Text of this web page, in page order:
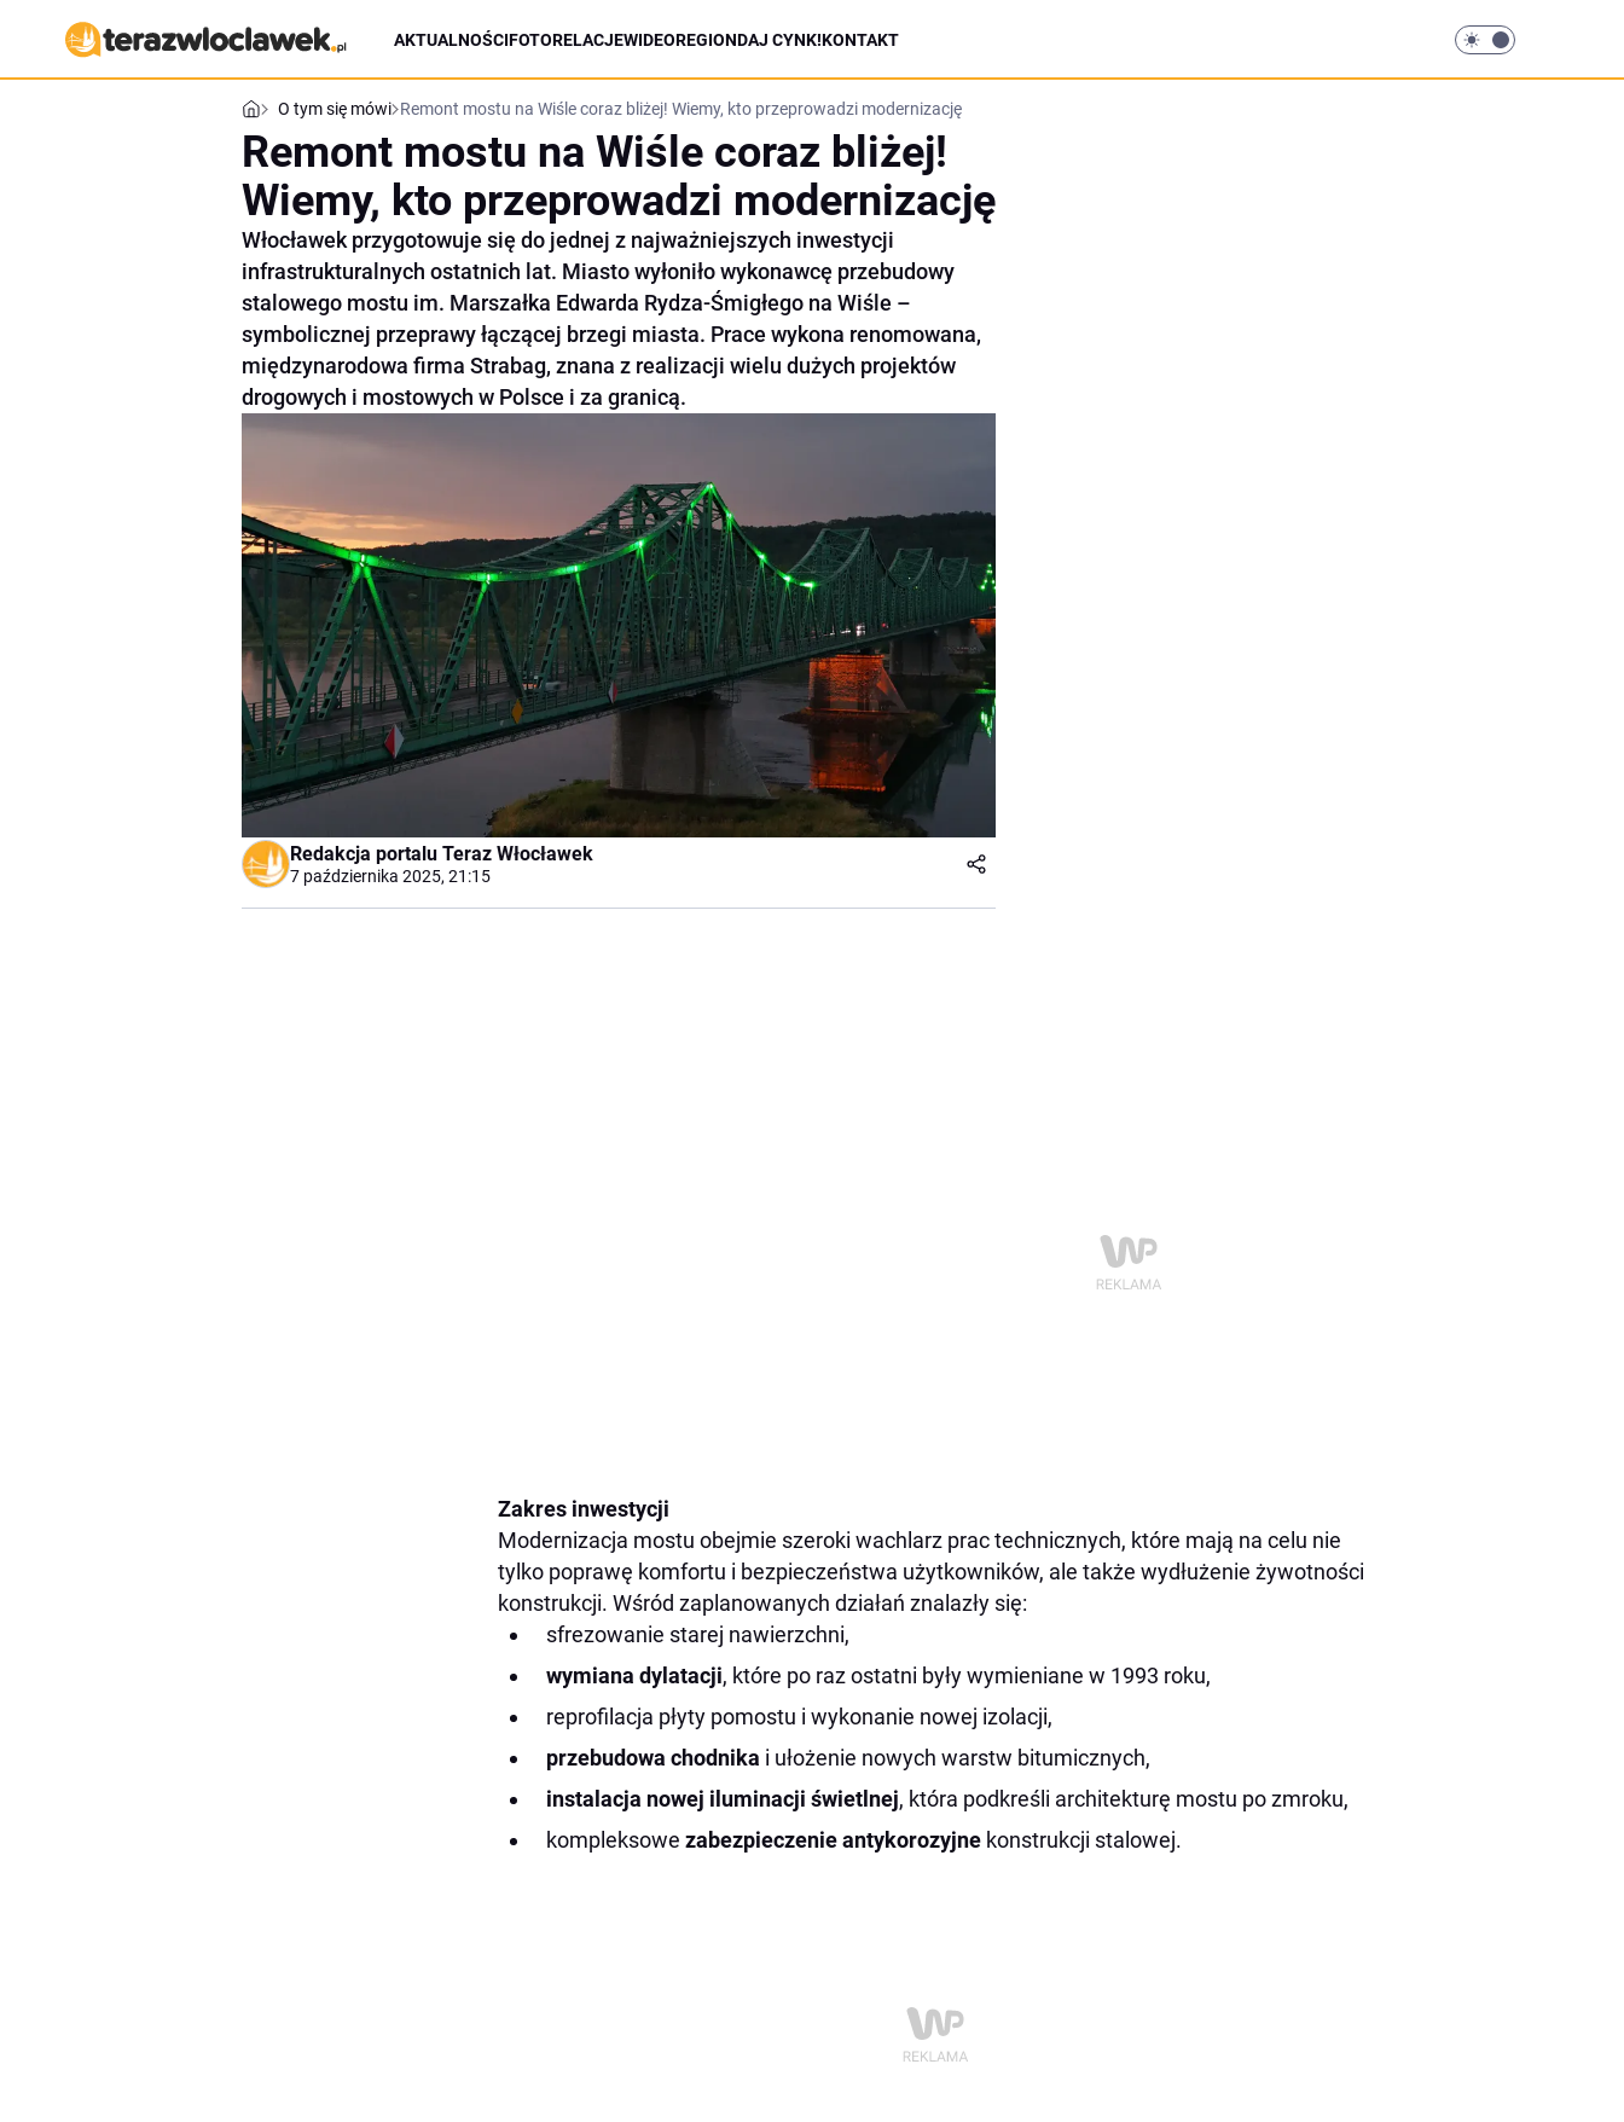
AKTUALNOŚCIFOTORELACJEWIDEOREGIONDAJ CYNK!KONTAKT
O tym się mówi Remont mostu na Wiśle coraz bliżej! Wiemy, kto przeprowadzi modernizację
Remont mostu na Wiśle coraz bliżej!
Wiemy, kto przeprowadzi modernizację
Włocławek przygotowuje się do jednej z najważniejszych inwestycji
infrastrukturalnych ostatnich lat. Miasto wyłoniło wykonawcę przebudowy
stalowego mostu im. Marszałka Edwarda Rydza-Śmigłego na Wiśle –
symbolicznej przeprawy łączącej brzegi miasta. Prace wykona renomowana,
międzynarodowa firma Strabag, znana z realizacji wielu dużych projektów
drogowych i mostowych w Polsce i za granicą.
Redakcja portalu Teraz Włocławek
7 października 2025, 21:15
Zakres inwestycji
Modernizacja mostu obejmie szeroki wachlarz prac technicznych, które mają na celu nie
tylko poprawę komfortu i bezpieczeństwa użytkowników, ale także wydłużenie żywotności
konstrukcji. Wśród zaplanowanych działań znalazły się:
sfrezowanie starej nawierzchni,
wymiana dylatacji, które po raz ostatni były wymieniane w 1993 roku,
reprofilacja płyty pomostu i wykonanie nowej izolacji,
przebudowa chodnika i ułożenie nowych warstw bitumicznych,
instalacja nowej iluminacji świetlnej, która podkreśli architekturę mostu po zmroku,
kompleksowe zabezpieczenie antykorozyjne konstrukcji stalowej.